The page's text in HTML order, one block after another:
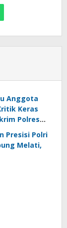
Anggota
Keras
Polres
Presisi Polri
Melati,